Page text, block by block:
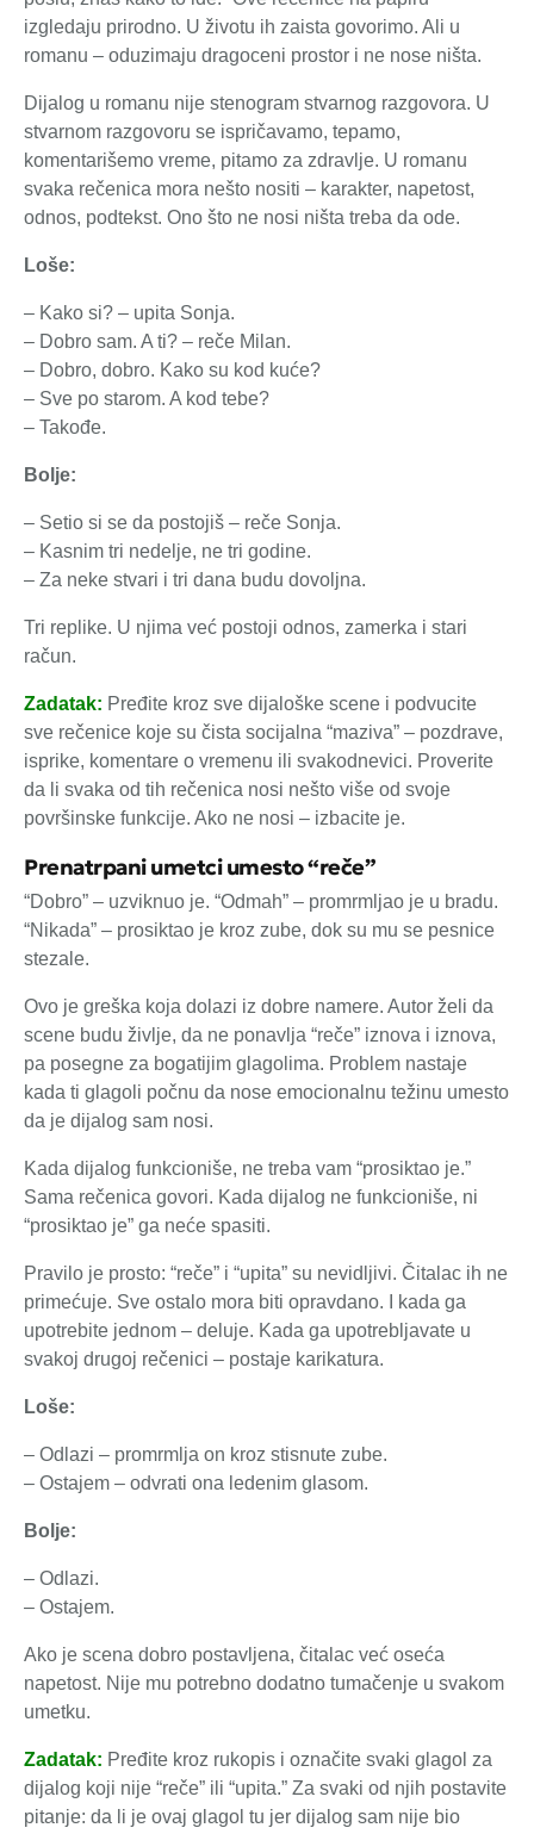
izgledaju prirodno. U životu ih zaista govorimo. Ali u
romanu – oduzimaju dragoceni prostor i ne nose ništa.
Dijalog u romanu nije stenogram stvarnog razgovora. U
stvarnom razgovoru se ispričavamo, tepamo,
komentarišemo vreme, pitamo za zdravlje. U romanu
svaka rečenica mora nešto nositi – karakter, napetost,
odnos, podtekst. Ono što ne nosi ništa treba da ode.
Loše:
– Kako si? – upita Sonja.
– Dobro sam. A ti? – reče Milan.
– Dobro, dobro. Kako su kod kuće?
– Sve po starom. A kod tebe?
– Takođe.
Bolje:
– Setio si se da postojiš – reče Sonja.
– Kasnim tri nedelje, ne tri godine.
– Za neke stvari i tri dana budu dovoljna.
Tri replike. U njima već postoji odnos, zamerka i stari
račun.
Zadatak: Pređite kroz sve dijaloške scene i podvucite
sve rečenice koje su čista socijalna “maziva” – pozdrave,
isprike, komentare o vremenu ili svakodnevici. Proverite
da li svaka od tih rečenica nosi nešto više od svoje
površinske funkcije. Ako ne nosi – izbacite je.
Prenatrpani umetci umesto “reče”
“Dobro” – uzviknuo je. “Odmah” – promrmljao je u bradu.
“Nikada” – prosiktao je kroz zube, dok su mu se pesnice
stezale.
Ovo je greška koja dolazi iz dobre namere. Autor želi da
scene budu življe, da ne ponavlja “reče” iznova i iznova,
pa posegne za bogatijim glagolima. Problem nastaje
kada ti glagoli počnu da nose emocionalnu težinu umesto
da je dijalog sam nosi.
Kada dijalog funkcioniše, ne treba vam “prosiktao je.”
Sama rečenica govori. Kada dijalog ne funkcioniše, ni
“prosiktao je” ga neće spasiti.
Pravilo je prosto: “reče” i “upita” su nevidljivi. Čitalac ih ne
primećuje. Sve ostalo mora biti opravdano. I kada ga
upotrebite jednom – deluje. Kada ga upotrebljavate u
svakoj drugoj rečenici – postaje karikatura.
Loše:
– Odlazi – promrmlja on kroz stisnute zube.
– Ostajem – odvrati ona ledenim glasom.
Bolje:
– Odlazi.
– Ostajem.
Ako je scena dobro postavljena, čitalac već oseća
napetost. Nije mu potrebno dodatno tumačenje u svakom
umetku.
Zadatak: Pređite kroz rukopis i označite svaki glagol za
dijalog koji nije “reče” ili “upita.” Za svaki od njih postavite
pitanje: da li je ovaj glagol tu jer dijalog sam nije bio